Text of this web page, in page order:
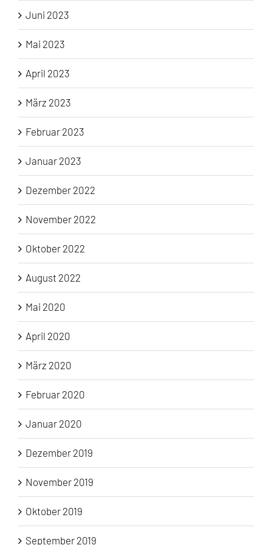
Juni 2023
Mai 2023
April 2023
März 2023
Februar 2023
Januar 2023
Dezember 2022
November 2022
Oktober 2022
August 2022
Mai 2020
April 2020
März 2020
Februar 2020
Januar 2020
Dezember 2019
November 2019
Oktober 2019
September 2019